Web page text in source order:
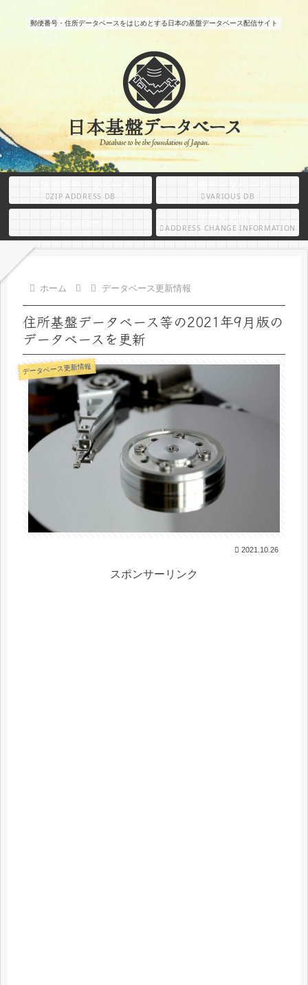
郵便番号・住所データベースをはじめとする日本の基盤データベース配信サイト
住所基盤データベース
ZIP ADDRESS DB VARIOUS DB
ADDRESS CHANGE INFORMATION
ホーム データベース更新情報
住所基盤データベース等の2021年9月版の
データベースを更新
データベース更新情報
2021.10.26
スポンサーリンク